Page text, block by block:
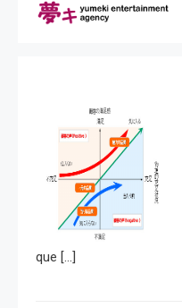
que […]